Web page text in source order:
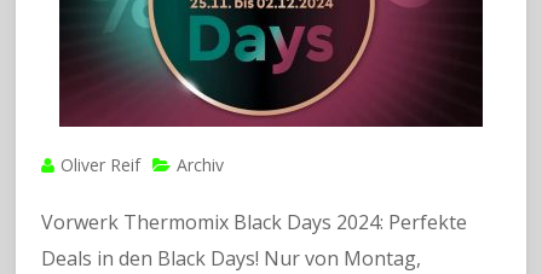
Oliver Reif Archiv
Vorwerk Thermomix Black Days 2024: Perfekte
Deals in den Black Days! Nur von Montag,